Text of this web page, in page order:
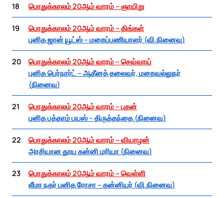
18 பொதுக்காலம் 20ஆம் வாரம் – ஞாயிறு
19
பொதுக்காலம் 20ஆம் வாரம் – திங்கள்
புனித ஜான் யூட்ஸ் – மறைப்பணியாளர் (வி.நினைவு)
20
பொதுக்காலம் 20ஆம் வாரம் – செவ்வாய்
புனித பெர்நார்ட் – ஆதீனத் தலைவர், மறைவல்லுநர்
(நினைவு)
21
பொதுக்காலம் 20ஆம் வாரம் – புதன்
புனித பத்தாம் பயஸ் – திருத்தந்தை (நினைவு)
22
பொதுக்காலம் 20ஆம் வாரம் – வியாழன்
அரசியான தூய கன்னி மரியா (நினைவு)
23
பொதுக்காலம் 20ஆம் வாரம் – வெள்ளி
லீமா நகர் புனித ரோசா – கன்னியர் (வி.நினைவு)